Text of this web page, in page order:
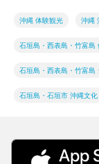
沖縄 体験観光 沖縄
石垣島・西表島・竹富島
石垣島・西表島・竹富島
石垣島・石垣市 沖縄文